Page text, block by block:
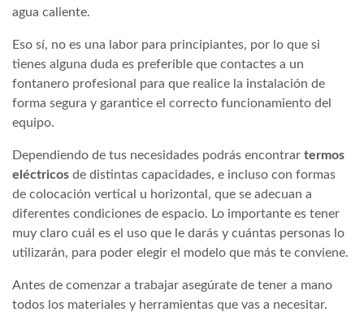
agua caliente.
Eso sí, no es una labor para principiantes, por lo que si
tienes alguna duda es preferible que contactes a un
fontanero profesional para que realice la instalación de
forma segura y garantice el correcto funcionamiento del
equipo.
Dependiendo de tus necesidades podrás encontrar termos
eléctricos de distintas capacidades, e incluso con formas
de colocación vertical u horizontal, que se adecuan a
diferentes condiciones de espacio. Lo importante es tener
muy claro cuál es el uso que le darás y cuántas personas lo
utilizarán, para poder elegir el modelo que más te conviene.
Antes de comenzar a trabajar asegúrate de tener a mano
todos los materiales y herramientas que vas a necesitar.